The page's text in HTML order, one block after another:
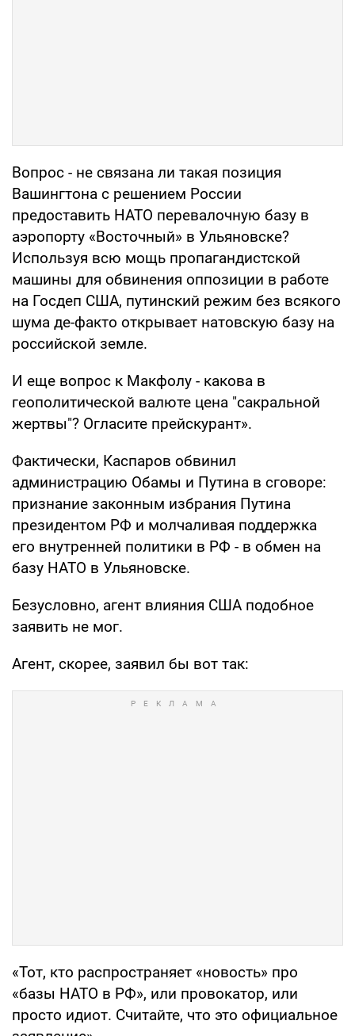
Вопрос - не связана ли такая позиция
Вашингтона с решением России
предоставить НАТО перевалочную базу в
аэропорту «Восточный» в Ульяновске?
Используя всю мощь пропагандистской
машины для обвинения оппозиции в работе
на Госдеп США, путинский режим без всякого
шума де-факто открывает натовскую базу на
российской земле.
И еще вопрос к Макфолу - какова в
геополитической валюте цена "сакральной
жертвы"? Огласите прейскурант».
Фактически, Каспаров обвинил
администрацию Обамы и Путина в сговоре:
признание законным избрания Путина
президентом РФ и молчаливая поддержка
его внутренней политики в РФ - в обмен на
базу НАТО в Ульяновске.
Безусловно, агент влияния США подобное
заявить не мог.
Агент, скорее, заявил бы вот так:
«Тот, кто распространяет «новость» про
«базы НАТО в РФ», или провокатор, или
просто идиот. Считайте, что это официальное